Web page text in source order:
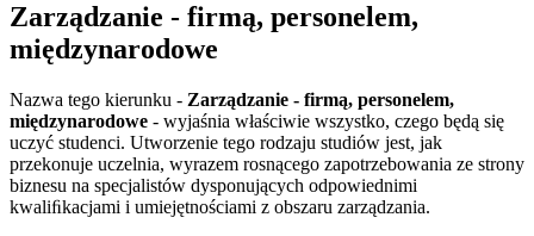
Zarządzanie - firmą, personelem,
międzynarodowe
Nazwa tego kierunku - Zarządzanie - firmą, personelem,
międzynarodowe - wyjaśnia właściwie wszystko, czego będą się
uczyć studenci. Utworzenie tego rodzaju studiów jest, jak
przekonuje uczelnia, wyrazem rosnącego zapotrzebowania ze strony
biznesu na specjalistów dysponujących odpowiednimi
kwaliﬁkacjami i umiejętnościami z obszaru zarządzania.